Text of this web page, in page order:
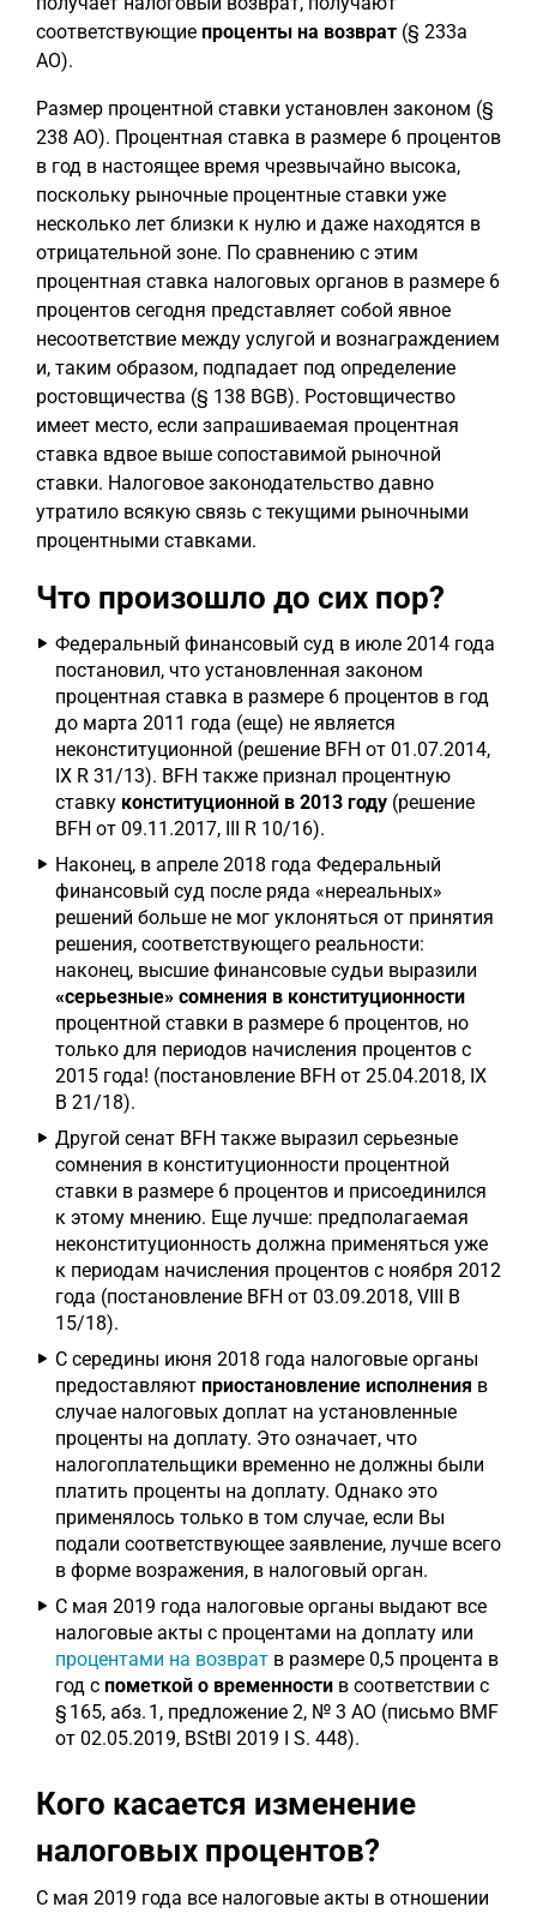
соответствующие проценты на возврат (§ 233a
AO).
Размер процентной ставки установлен законом (§
238 AO). Процентная ставка в размере 6 процентов
в год в настоящее время чрезвычайно высока,
поскольку рыночные процентные ставки уже
несколько лет близки к нулю и даже находятся в
отрицательной зоне. По сравнению с этим
процентная ставка налоговых органов в размере 6
процентов сегодня представляет собой явное
несоответствие между услугой и вознаграждением
и, таким образом, подпадает под определение
ростовщичества (§ 138 BGB). Ростовщичество
имеет место, если запрашиваемая процентная
ставка вдвое выше сопоставимой рыночной
ставки. Налоговое законодательство давно
утратило всякую связь с текущими рыночными
процентными ставками.
Что произошло до сих пор?
Федеральный финансовый суд в июле 2014 года
постановил, что установленная законом
процентная ставка в размере 6 процентов в год
до марта 2011 года (еще) не является
неконституционной (решение BFH от 01.07.2014,
IX R 31/13). BFH также признал процентную
ставку конституционной в 2013 году (решение
BFH от 09.11.2017, III R 10/16).
Наконец, в апреле 2018 года Федеральный
финансовый суд после ряда «нереальных»
решений больше не мог уклоняться от принятия
решения, соответствующего реальности:
наконец, высшие финансовые судьи выразили
«серьезные» сомнения в конституционности
процентной ставки в размере 6 процентов, но
только для периодов начисления процентов с
2015 года! (постановление BFH от 25.04.2018, IX
B 21/18).
Другой сенат BFH также выразил серьезные
сомнения в конституционности процентной
ставки в размере 6 процентов и присоединился
к этому мнению. Еще лучше: предполагаемая
неконституционность должна применяться уже
к периодам начисления процентов с ноября 2012
года (постановление BFH от 03.09.2018, VIII B
15/18).
С середины июня 2018 года налоговые органы
предоставляют приостановление исполнения в
случае налоговых доплат на установленные
проценты на доплату. Это означает, что
налогоплательщики временно не должны были
платить проценты на доплату. Однако это
применялось только в том случае, если Вы
подали соответствующее заявление, лучше всего
в форме возражения, в налоговый орган.
С мая 2019 года налоговые органы выдают все
налоговые акты с процентами на доплату или
процентами на возврат в размере 0,5 процента в
год с пометкой о временности в соответствии с
§ 165, абз. 1, предложение 2, № 3 AO (письмо BMF
от 02.05.2019, BStBl 2019 I S. 448).
Кого касается изменение
налоговых процентов?
С мая 2019 года все налоговые акты в отношении